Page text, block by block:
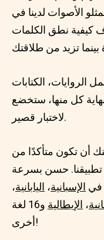
الأصوات لدينا في
كيفية نطق الكلمات
الكتابات
نهاية كل منها، ستخضع
لاختبار قصير.
أن تكون متأكدًا من
تطبيقنا. حسن بسرعة
في الإسبانية، اليابانية،
، الإيطالية
و16 لغة
أخرى!